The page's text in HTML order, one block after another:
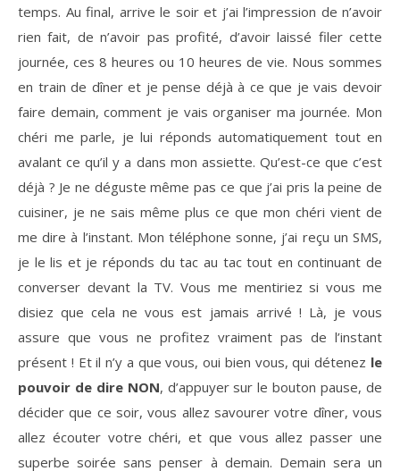
temps. Au final, arrive le soir et j’ai l’impression de n’avoir
rien fait, de n’avoir pas profité, d’avoir laissé filer cette
journée, ces 8 heures ou 10 heures de vie. Nous sommes
en train de dîner et je pense déjà à ce que je vais devoir
faire demain, comment je vais organiser ma journée. Mon
chéri me parle, je lui réponds automatiquement tout en
avalant ce qu’il y a dans mon assiette. Qu’est-ce que c’est
déjà ? Je ne déguste même pas ce que j’ai pris la peine de
cuisiner, je ne sais même plus ce que mon chéri vient de
me dire à l’instant. Mon téléphone sonne, j’ai reçu un SMS,
je le lis et je réponds du tac au tac tout en continuant de
converser devant la TV. Vous me mentiriez si vous me
disiez que cela ne vous est jamais arrivé ! Là, je vous
assure que vous ne profitez vraiment pas de l’instant
présent ! Et il n’y a que vous, oui bien vous, qui détenez le
pouvoir de dire NON, d’appuyer sur le bouton pause, de
décider que ce soir, vous allez savourer votre dîner, vous
allez écouter votre chéri, et que vous allez passer une
superbe soirée sans penser à demain. Demain sera un